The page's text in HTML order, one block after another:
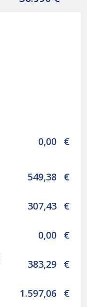
0,00 €
549,38 €
307,43 €
0,00 €
383,29 €
1.597,06 €